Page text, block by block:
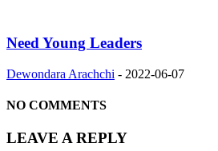
Need Young Leaders
Dewondara Arachchi - 2022-06-07
NO COMMENTS
LEAVE A REPLY